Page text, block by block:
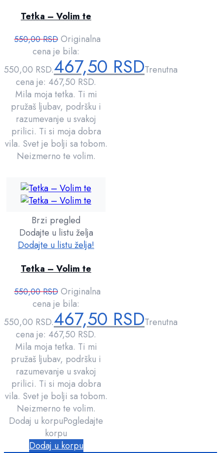
Tetka – Volim te
550,00RSD Originalna
cena je bila:
550,00 RSD.467,50RSDTrenutna
cena je: 467,50 RSD.
Mila moja tetka. Ti mi
pružaš ljubav, podršku i
razumevanje u svakoj
prilici. Ti si moja dobra
vila. Svet je bolji sa tobom.
Neizmerno te volim.
Brzi pregled
Dodajte u listu želja
Dodajte u listu želja!
Tetka – Volim te
550,00RSD Originalna
cena je bila:
550,00 RSD.467,50RSDTrenutna
cena je: 467,50 RSD.
Mila moja tetka. Ti mi
pružaš ljubav, podršku i
razumevanje u svakoj
prilici. Ti si moja dobra
vila. Svet je bolji sa tobom.
Neizmerno te volim.
Dodaj u korpuPogledajte
korpu
Dodaj u korpu